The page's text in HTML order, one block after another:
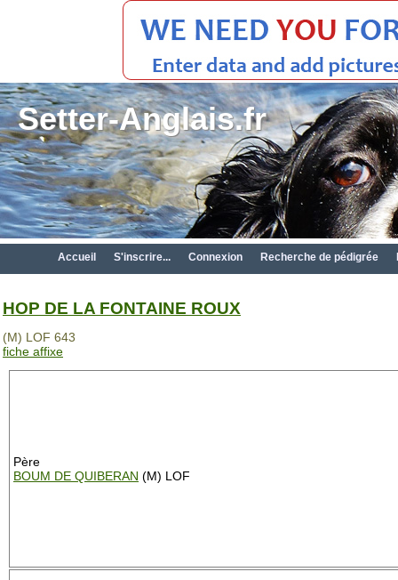
Setter-Anglais.fr
Accueil S'inscrire... Connexion Recherche de pédigrée
HOP DE LA FONTAINE ROUX
(M) LOF 643
fiche affixe
Père
BOUM DE QUIBERAN (M) LOF